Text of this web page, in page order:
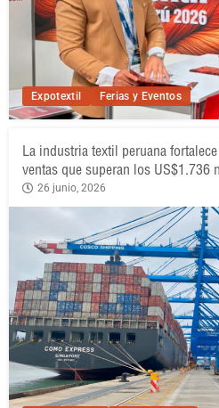
Expotextil Ferias y Eventos
La industria textil peruana
ventas que superan los US$1.736
26 junio, 2026